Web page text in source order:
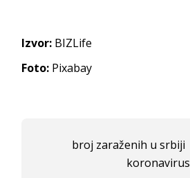
Izvor: BIZLife
Foto: Pixabay
broj zaraženih u srbiji
koronavirus